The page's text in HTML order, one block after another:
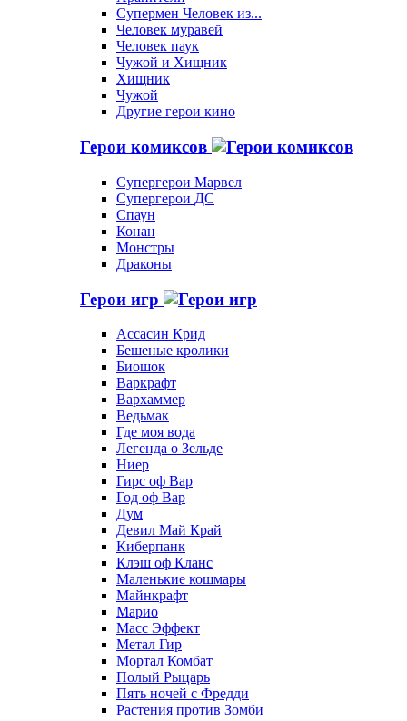
Супермен Человек из...
Человек муравей
Человек паук
Чужой и Хищник
Хищник
Чужой
Другие герои кино
Герои комиксов
Супергерои Марвел
Супергерои ДС
Спаун
Конан
Монстры
Драконы
Герои игр
Ассасин Крид
Бешеные кролики
Биошок
Варкрафт
Вархаммер
Ведьмак
Где моя вода
Легенда о Зельде
Ниер
Гирс оф Вар
Год оф Вар
Дум
Девил Май Край
Киберпанк
Клэш оф Кланс
Маленькие кошмары
Майнкрафт
Марио
Масс Эффект
Метал Гир
Мортал Комбат
Полый Рыцарь
Пять ночей с Фредди
Растения против Зомби